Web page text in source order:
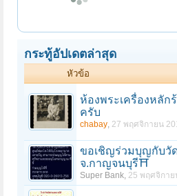
กระทู้อัปเดตล่าสุด
หัวข้อ
ห้องพระเครื่องหลั
ครับ
chabay, 27 พฤศจิกายน
ขอเชิญร่วมบุญกับวัด
จ.กาญจนบุรี⛩️
Super Bank, 25 พฤศจิกาย